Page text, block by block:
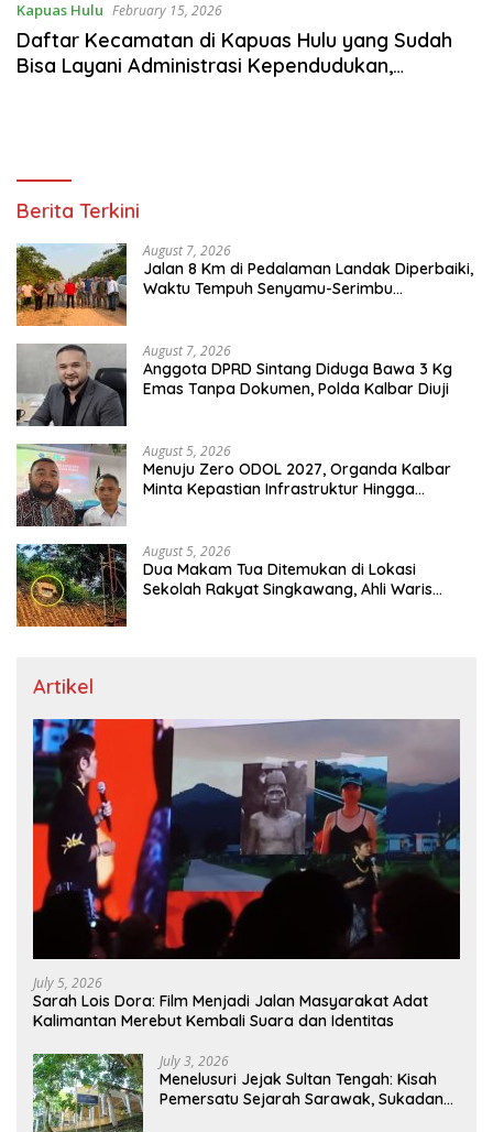
Kapuas Hulu February 15, 2026
Daftar Kecamatan di Kapuas Hulu yang Sudah
Bisa Layani Administrasi Kependudukan,
Berita Terkini
August 7, 2026
Jalan 8 Km di Pedalaman Landak Diperbaiki,
Waktu Tempuh Senyamu-Serimbu
August 7, 2026
Anggota DPRD Sintang Diduga Bawa 3 Kg
Emas Tanpa Dokumen, Polda Kalbar Diuji
August 5, 2026
Menuju Zero ODOL 2027, Organda Kalbar
Minta Kepastian Infrastruktur Hingga
August 5, 2026
Dua Makam Tua Ditemukan di Lokasi
Sekolah Rakyat Singkawang, Ahli Waris
Artikel
July 5, 2026
Sarah Lois Dora: Film Menjadi Jalan Masyarakat Adat
Kalimantan Merebut Kembali Suara dan Identitas
July 3, 2026
Menelusuri Jejak Sultan Tengah: Kisah
Pemersatu Sejarah Sarawak, Sukadana,